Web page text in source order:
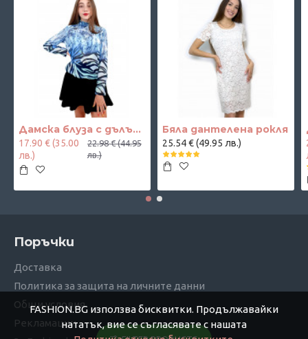
Дамска блуза с дълъг ръкав и ластик в кръста с интересен принт в синьо
17.90 € (35.00
лв.)
22.98 € (44.95
лв.)
Бяла дантелена рокля
25.54 € (49.95 лв.)
Поръчки
Доставка
Политика за защита на личните данни
Общи условия
Рекламации
FASHION.BG използва бисквитки. Продължавайки
нататък, вие се съгласявате с нашата